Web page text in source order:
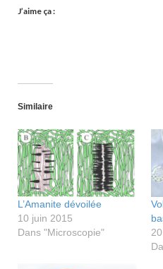
J’aime ça :
Similaire
L’Amanite dévoilée
10 juin 2015
Dans "Microscopie"